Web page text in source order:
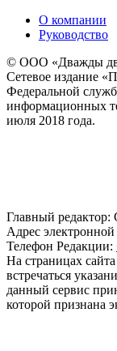
О компании
Руководство
© ООО «Дважды
Сетевое издание
Федеральной
информационных
июля 2018 года.
Главный
Адрес
Телефон Редакции:
На страницах
встречаться
данный сервис
которой признана